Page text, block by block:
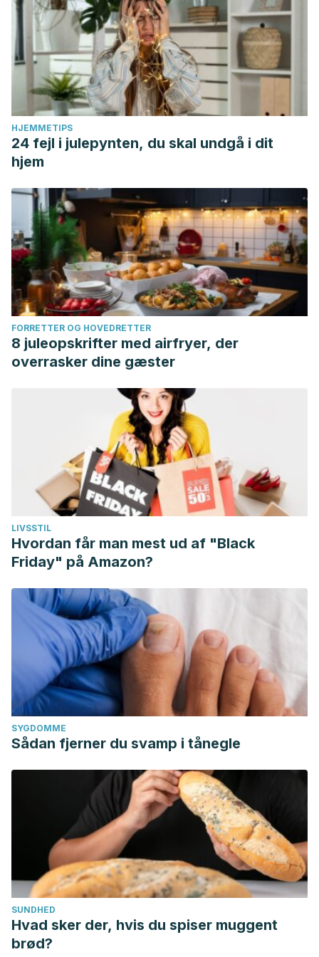
HJEMMETIPS
24 fejl i julepynten, du skal undgå i dit
hjem
FORRETTER OG HOVEDRETTER
8 juleopskrifter med airfryer, der
overrasker dine gæster
LIVSSTIL
Hvordan får man mest ud af "Black
Friday" på Amazon?
SYGDOMME
Sådan fjerner du svamp i tånegle
SUNDHED
Hvad sker der, hvis du spiser muggent
brød?